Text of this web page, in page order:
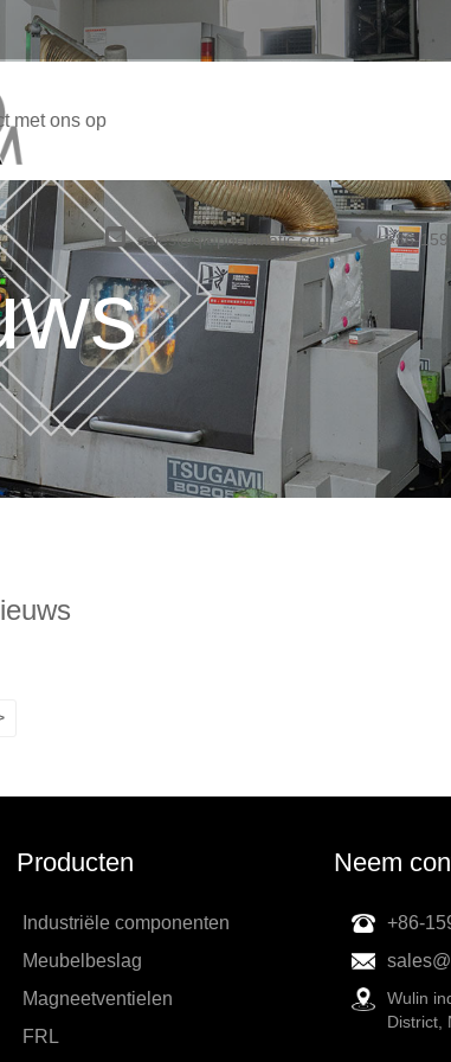
met ons op
sales@qmpneumatic.com +86-
Producten
Industriële componenten
Meubelbeslag
Magneetventielen
FRL
Neem
+86-
Wulin
District,